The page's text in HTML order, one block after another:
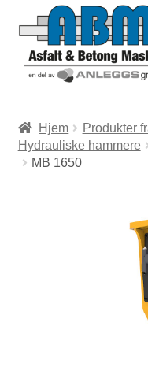
Hjem Produkter
Hydrauliske hammere
MB 1650